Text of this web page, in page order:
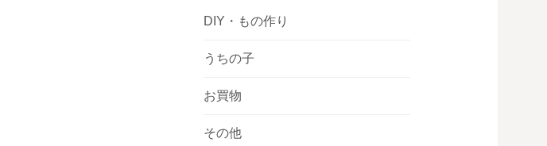
DIY・もの作り
うちの子
お買物
その他